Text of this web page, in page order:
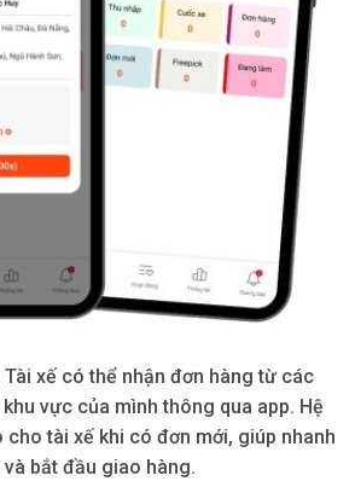
Tài xế có thể nhận đơn hàng từ các
vực của mình thông qua app. Hệ
tài xế khi có đơn mới, giúp nhanh
bắt đầu giao hàng.